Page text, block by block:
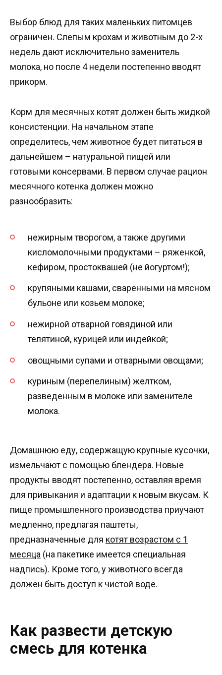
Выбор блюд для таких маленьких питомцев
ограничен. Слепым крохам и животным до 2-х
недель дают исключительно заменитель
молока, но после 4 недели постепенно вводят
прикорм.
Корм для месячных котят должен быть жидкой
консистенции. На начальном этапе
определитесь, чем животное будет питаться в
дальнейшем – натуральной пищей или
готовыми консервами. В первом случае рацион
месячного котенка должен можно
разнообразить:
нежирным творогом, а также другими
кисломолочными продуктами – ряженкой,
кефиром, простоквашей (не йогуртом!);
крупяными кашами, сваренными на мясном
бульоне или козьем молоке;
нежирной отварной говядиной или
телятиной, курицей или индейкой;
овощными супами и отварными овощами;
куриным (перепелиным) желтком,
разведенным в молоке или заменителе
молока.
Домашнюю еду, содержащую крупные кусочки,
измельчают с помощью блендера. Новые
продукты вводят постепенно, оставляя время
для привыкания и адаптации к новым вкусам. К
пище промышленного производства приучают
медленно, предлагая паштеты,
предназначенные для котят возрастом с 1
месяца (на пакетике имеется специальная
надпись). Кроме того, у животного всегда
должен быть доступ к чистой воде.
Как развести детскую
смесь для котенка